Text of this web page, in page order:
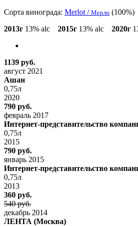
Сорта винограда: Merlot / Мерло (100%)
2013г 13% alc 2015г 13% alc 2020г
1139 руб.
август 2021
Ашан
0,75л
2020
790 руб.
февраль 2017
Интернет-представительство
0,75л
2015
790 руб.
январь 2015
Интернет-представительство
0,75л
2013
360 руб.
540 руб.
декабрь 2014
ЛЕНТА (Москва)